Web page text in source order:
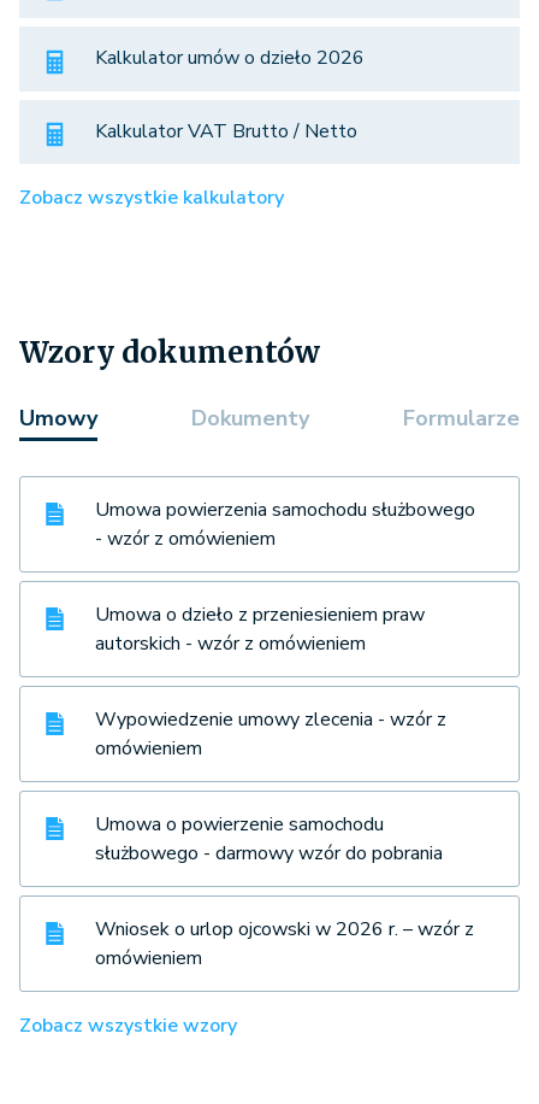
Kalkulator umów o dzieło 2026
Kalkulator VAT Brutto / Netto
Zobacz wszystkie kalkulatory
Wzory dokumentów
Umowy Dokumenty Formularze
Umowa powierzenia samochodu służbowego
- wzór z omówieniem
Umowa o dzieło z przeniesieniem praw
autorskich - wzór z omówieniem
Wypowiedzenie umowy zlecenia - wzór z
omówieniem
Umowa o powierzenie samochodu
służbowego - darmowy wzór do pobrania
Wniosek o urlop ojcowski w 2026 r. – wzór z
omówieniem
Zobacz wszystkie wzory